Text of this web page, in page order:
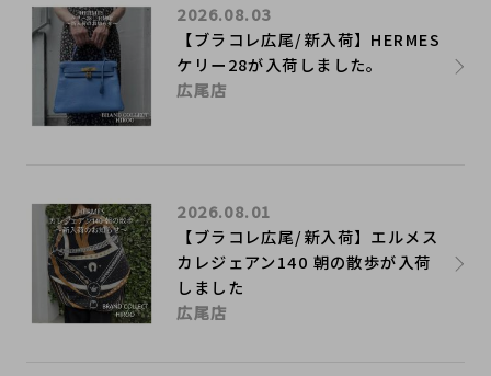
【ブラコレ広尾/新入荷】HERMES
ケリー28が入荷しました。
2026.08.03
広尾店
【ブラコレ広尾/新入荷】エルメス
カレジェアン140 朝の散歩が入荷
しました
2026.08.01
広尾店